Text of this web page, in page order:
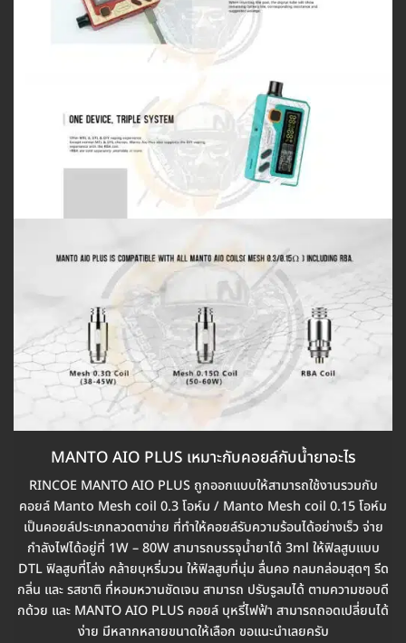
MANTO AIO PLUS เหมาะกับคอยล์กับน้ำยาอะไร
RINCOE MANTO AIO PLUS ถูกออกแบบให้สามารถใช้งานรวมกับ
คอยล์ Manto Mesh coil 0.3 โอห์ม / Manto Mesh coil 0.15 โอห์ม
เป็นคอยล์ประเภทลวดตาข่าย ที่ทำให้คอยล์รับความร้อนได้อย่างเร็ว จ่าย
กำลังไฟได้อยู่ที่ 1W – 80W สามารถบรรจุน้ำยาได้ 3ml ให้ฟิลสูบแบบ
DTL ฟิลสูบที่โล่ง คล้ายบุหรี่มวน ให้ฟิลสูบที่นุ่ม ลื่นคอ กลมกล่อมสุดๆ รีด
กลิ่น และ รสชาติ ที่หอมหวานชัดเจน สามารถ ปรับรูลมได้ ตามความชอบดี
กด้วย และ MANTO AIO PLUS คอยล์ บุหรี่ไฟฟ้า สามารถถอดเปลี่ยนได้
ง่าย มีหลากหลายขนาดให้เลือก ขอแนะนำเลยครับ